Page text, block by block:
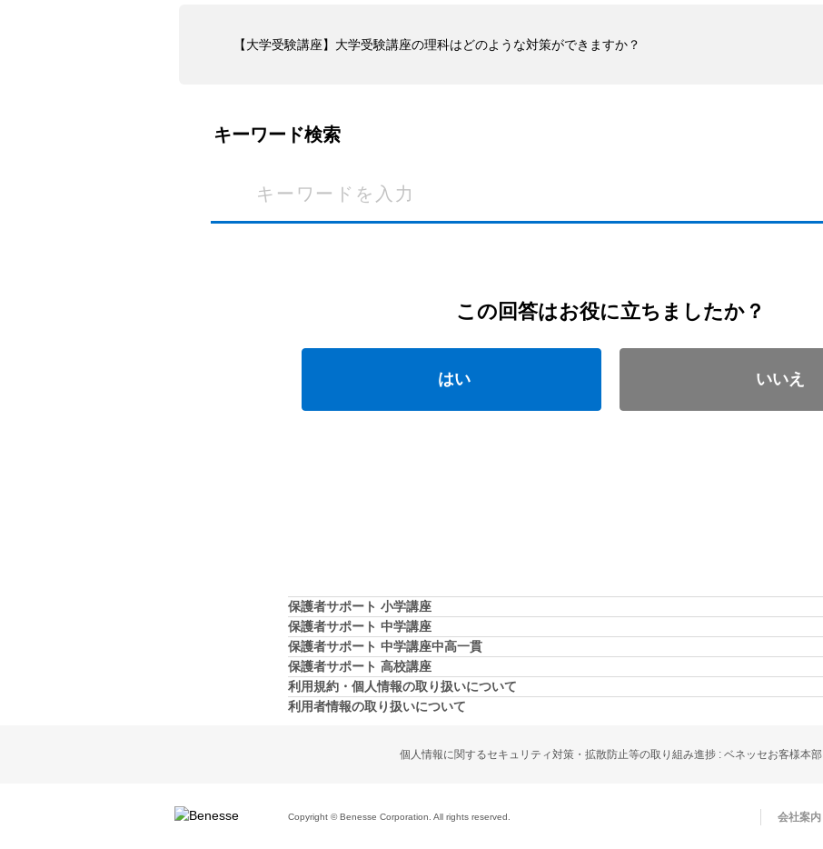
【大学受験講座】大学受験講座の理科はどのような対策ができますか？
キーワード検索
この回答はお役に立ちましたか？
はい いいえ
保護者サポート 小学講座
保護者サポート 中学講座
保護者サポート 中学講座中高一貫
保護者サポート 高校講座
利用規約・個人情報の取り扱いについて
利用者情報の取り扱いについて
個人情報に関するセキュリティ対策・拡散防止等の取り組み進捗 : ベネッセお客様本部
Copyright © Benesse Corporation. All rights reserved. 会社案内